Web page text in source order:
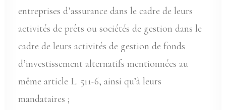
entreprises d’assurance dans le cadre de leurs
activités de prêts ou sociétés de gestion dans le
cadre de leurs activités de gestion de fonds
d’investissement alternatifs mentionnées au
même article L. 511-6, ainsi qu’à leurs
mandataires ;